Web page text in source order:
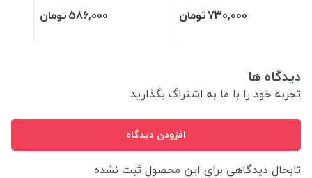
730,000تومان 586,000تومان
دیدگاه ها
تجربه خود را با ما به اشتراگ بگذارید
افزودن دیدگاه
تابحال دیدگاهی برای این محصول ثبت نشده